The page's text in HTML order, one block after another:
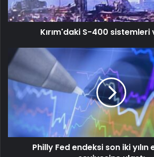
Kırım'daki S-400 sistemleri
Philly Fed endeksi son iki yılın